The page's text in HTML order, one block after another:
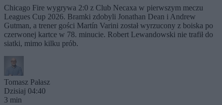
Chicago Fire wygrywa 2:0 z Club Necaxa w pierwszym meczu
Leagues Cup 2026. Bramki zdobyli Jonathan Dean i Andrew
Gutman, a trener gości Martín Varini został wyrzucony z boiska po
czerwonej kartce w 78. minucie. Robert Lewandowski nie trafił do
siatki, mimo kilku prób.
Tomasz Pałasz
Dzisiaj 04:40
3 min